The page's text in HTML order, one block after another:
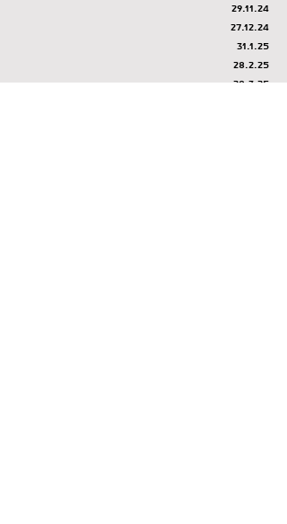
29.11.24
27.12.24
31.1.25
28.2.25
28.3.25